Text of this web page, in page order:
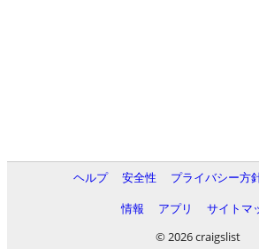
ヘルプ 安全性 プライバシー方
情報
アプリ
サイトマ
© 2026 craigslist